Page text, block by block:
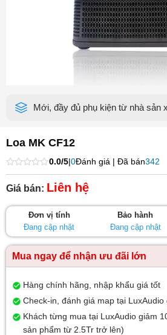
Mới, đầy đủ phụ kiện từ nhà sản
Loa MK CF12
Được
xếp
hạng
5
0.0/5|0Đánh giá | Đã bán342
Giá bán: Liên hệ
Đơn vị tính
Đang cập nhật
Bảo hành
Đang cập nhật
Mua ngay để nhận ưu đãi lớn
Hàng chính hãng, nhập khẩu giá tốt
Check-in, đánh giá map tại
Khách từng mua tại LuxAudio giảm
sản phẩm từ 2.5Tr trở lên)